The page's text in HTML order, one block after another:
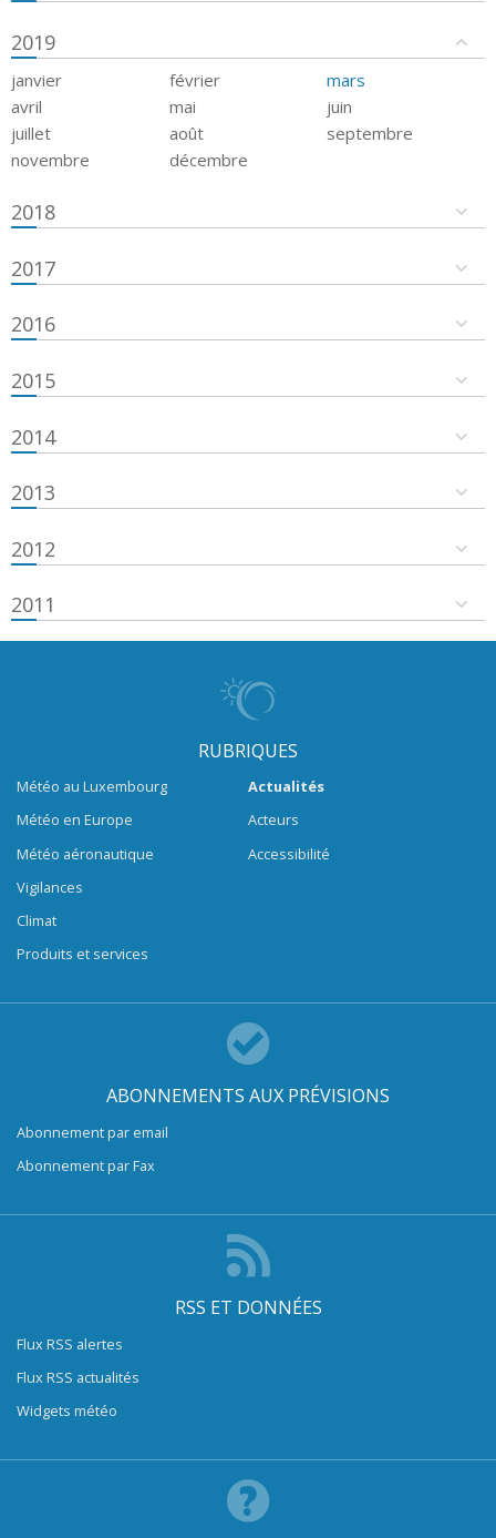
2019
janvier février
mars
avril
mai
juin
juillet
août
septembre
novembre
décembre
2018
2017
2016
2015
2014
2013
2012
2011
RUBRIQUES
Météo au Luxembourg
Météo en Europe
Météo aéronautique
Vigilances
Climat
Produits et services
Actualités
Acteurs
Accessibilité
ABONNEMENTS AUX PRÉVISIONS
Abonnement par email
Abonnement par Fax
RSS ET DONNÉES
Flux RSS alertes
Flux RSS actualités
Widgets météo